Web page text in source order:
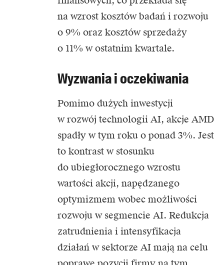
na wzrost kosztów badań i rozwoju
o 9% oraz kosztów sprzedaży
o 11% w ostatnim kwartale.
Wyzwania i oczekiwania
Pomimo dużych inwestycji
w rozwój technologii AI, akcje AMD
spadły w tym roku o ponad 3%. Jest
to kontrast w stosunku
do ubiegłorocznego wzrostu
wartości akcji, napędzanego
optymizmem wobec możliwości
rozwoju w segmencie AI. Redukcja
zatrudnienia i intensyfikacja
działań w sektorze AI mają na celu